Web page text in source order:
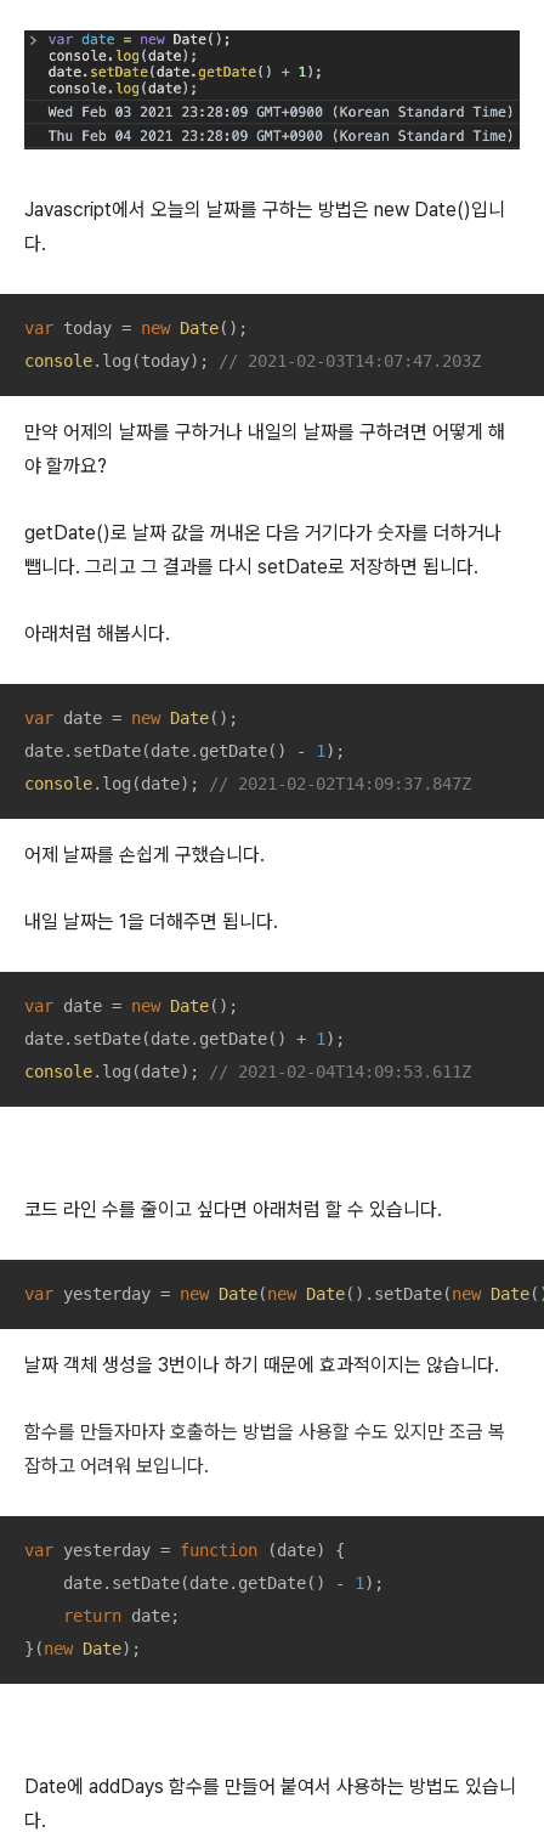
Javascript에서 오늘의 날짜를 구하는 방법은 new Date()입니
다.
var today = new Date
console.log(today); // 2021-02-03T14:07:47.203Z
만약 어제의 날짜를 구하거나 내일의 날짜를 구하려면 어떻게 해
야 할까요?
getDate()로 날짜 값을 꺼내온 다음 거기다가 숫자를 더하거나
뺍니다. 그리고 그 결과를 다시 setDate로 저장하면 됩니다.
아래처럼 해봅시다.
var date = new Date();
date.setDate(date.getDate() - 1
console.log(date); // 2021-02-02T14:09:37.847Z
어제 날짜를 손쉽게 구했습니다.
내일 날짜는 1을 더해주면 됩니다.
var date = new Date();
date.setDate(date.getDate() + 1
console.log(date); // 2021-02-04T14:09:53.611Z
코드 라인 수를 줄이고 싶다면 아래처럼 할 수 있습니다.
var yesterday = new Date(new Date().setDate(new Date
날짜 객체 생성을 3번이나 하기 때문에 효과적이지는 않습니다.
함수를 만들자마자 호출하는 방법을 사용할 수도 있지만 조금 복
잡하고 어려워 보입니다.
var yesterday = function (date) {
    date.setDate(date.getDate() -
1 );
return date;
}(new Date);
Date에 addDays 함수를 만들어 붙여서 사용하는 방법도 있습니
다.